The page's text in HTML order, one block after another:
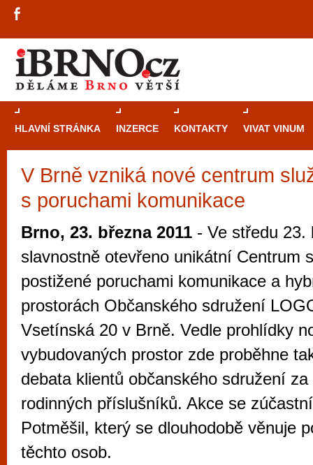
HLAVNÍ STRÁNKA INZERCE KONTAKTY VIVAT VINUM
V Brně vzniká nové centrum
s poruchami komunikace
Brno, 23. března 2011 - Ve středu 23.
slavnostně otevřeno unikátní Centrum
postižené poruchami komunikace a
prostorách Občanského sdružení
Vsetínská 20 v Brně. Vedle prohlídky
vybudovaných prostor zde proběhne
debata klientů občanského sdružení
rodinných příslušníků. Akce se
Potměšil, který se dlouhodobě věnuje
těchto osob.
Průvodce
Brně: Od
Brno je
zajímavé
restaurace,
Mimo jiné je ale také místem, kde si
vyzkoušet různé kasinové hry. V
metropoli naleznete širokou nabídku her
po moderní automaty jak pro pravidelné
příležitostné hráče. V...